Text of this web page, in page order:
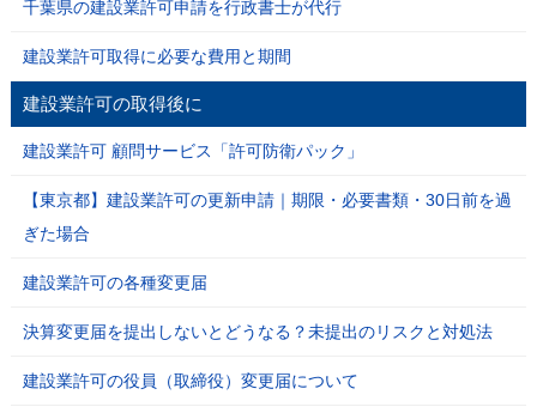
千葉県の建設業許可申請を行政書士が代行
建設業許可取得に必要な費用と期間
建設業許可の取得後に
建設業許可 顧問サービス「許可防衛パック」
【東京都】建設業許可の更新申請｜期限・必要書類・30日前を過
ぎた場合
建設業許可の各種変更届
決算変更届を提出しないとどうなる？未提出のリスクと対処法
建設業許可の役員（取締役）変更届について